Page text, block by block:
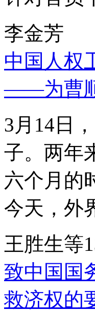
李金芳
中国人权
——为曹
3月14日
子。两年
六个月的
今天，外
王胜生等
致中国国
救济权的